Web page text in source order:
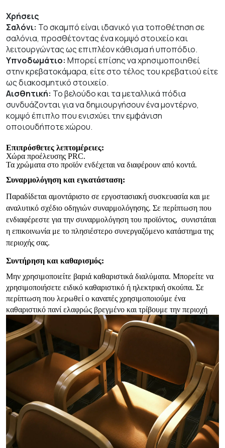
Χρήσεις
Σαλόνι: Το σκαμπό είναι ιδανικό για τοποθέτηση σε
σαλόνια, προσθέτοντας ένα κομψό στοιχείο και
λειτουργώντας ως επιπλέον κάθισμα ή υποπόδιο.
Υπνοδωμάτιο: Μπορεί επίσης να χρησιμοποιηθεί
στην κρεβατοκάμαρα, είτε στο τέλος του κρεβατιού είτε
ως διακοσμητικό στοιχείο.
Αισθητική: Το βελούδο και τα μεταλλικά πόδια
συνδυάζονται για να δημιουργήσουν ένα μοντέρνο,
κομψό έπιπλο που ενισχύει την εμφάνιση
οποιουδήποτε χώρου.
Επιπρόσθετες λεπτομέρειες:
Χώρα προέλευσης PRC.
Τα χρώματα στο προϊόν ενδέχεται να διαφέρουν από κοντά.
Συναρμολόγηση και εγκατάσταση:
Παραδίδεται αμοντάριστο σε εργοστασιακή συσκευασία και με
αναλυτικό σχέδιο οδηγιών συναρμολόγησης. Σε περίπτωση που
ενδιαφέρεστε για την συναρμολόγηση του προϊόντος, συνιστάται
η επικοινωνία με το πλησιέστερο συνεργαζόμενο κατάστημα της
περιοχής σας.
Συντήρηση και καθαρισμός:
Μην χρησιμοποιείτε βαριά καθαριστικά διαλύματα. Μπορείτε να
χρησιμοποιήσετε ειδικό καθαριστικό ή ηλεκτρική σκούπα. Σε
περίπτωση που λερωθεί ο καναπές χρησιμοποιούμε ένα
καθαριστικό πανί ελαφρώς βρεγμένο και τρίβουμε την περιοχή